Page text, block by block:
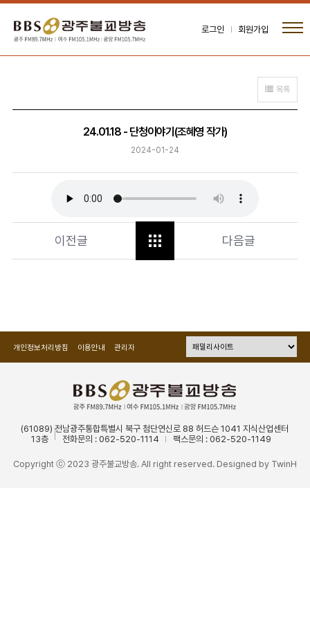
로그인 회원가입
목록
24.01.18 - 단청이야기(조혜영 작가)
2024-01-24
이전글 다음글
개인정보처리방침 이용안내 관리자
(61089) 전남광주통합특별시 북구 첨단연신로 88 허드슨 1041 지식산업센터
13층
전화문의 : 062-520-1114 팩스문의 : 062-520-1149
Copyright ⓒ 2023 광주불교방송. All right reserved. Designed by TwinH